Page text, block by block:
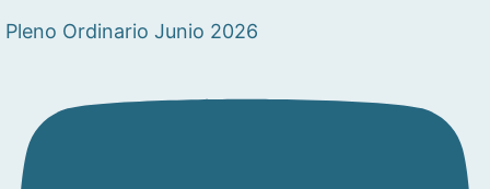
Pleno Ordinario Junio 2026